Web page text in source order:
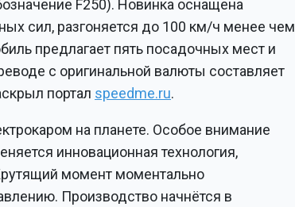
F250). Новинка оснащена
сил, разгоняется до 100 км/ч менее чем
предлагает пять посадочных мест и
с оригинальной валюты составляет
портал speedme.ru.
на планете. Особое внимание
инновационная технология,
момент моментально
Производство начнётся в